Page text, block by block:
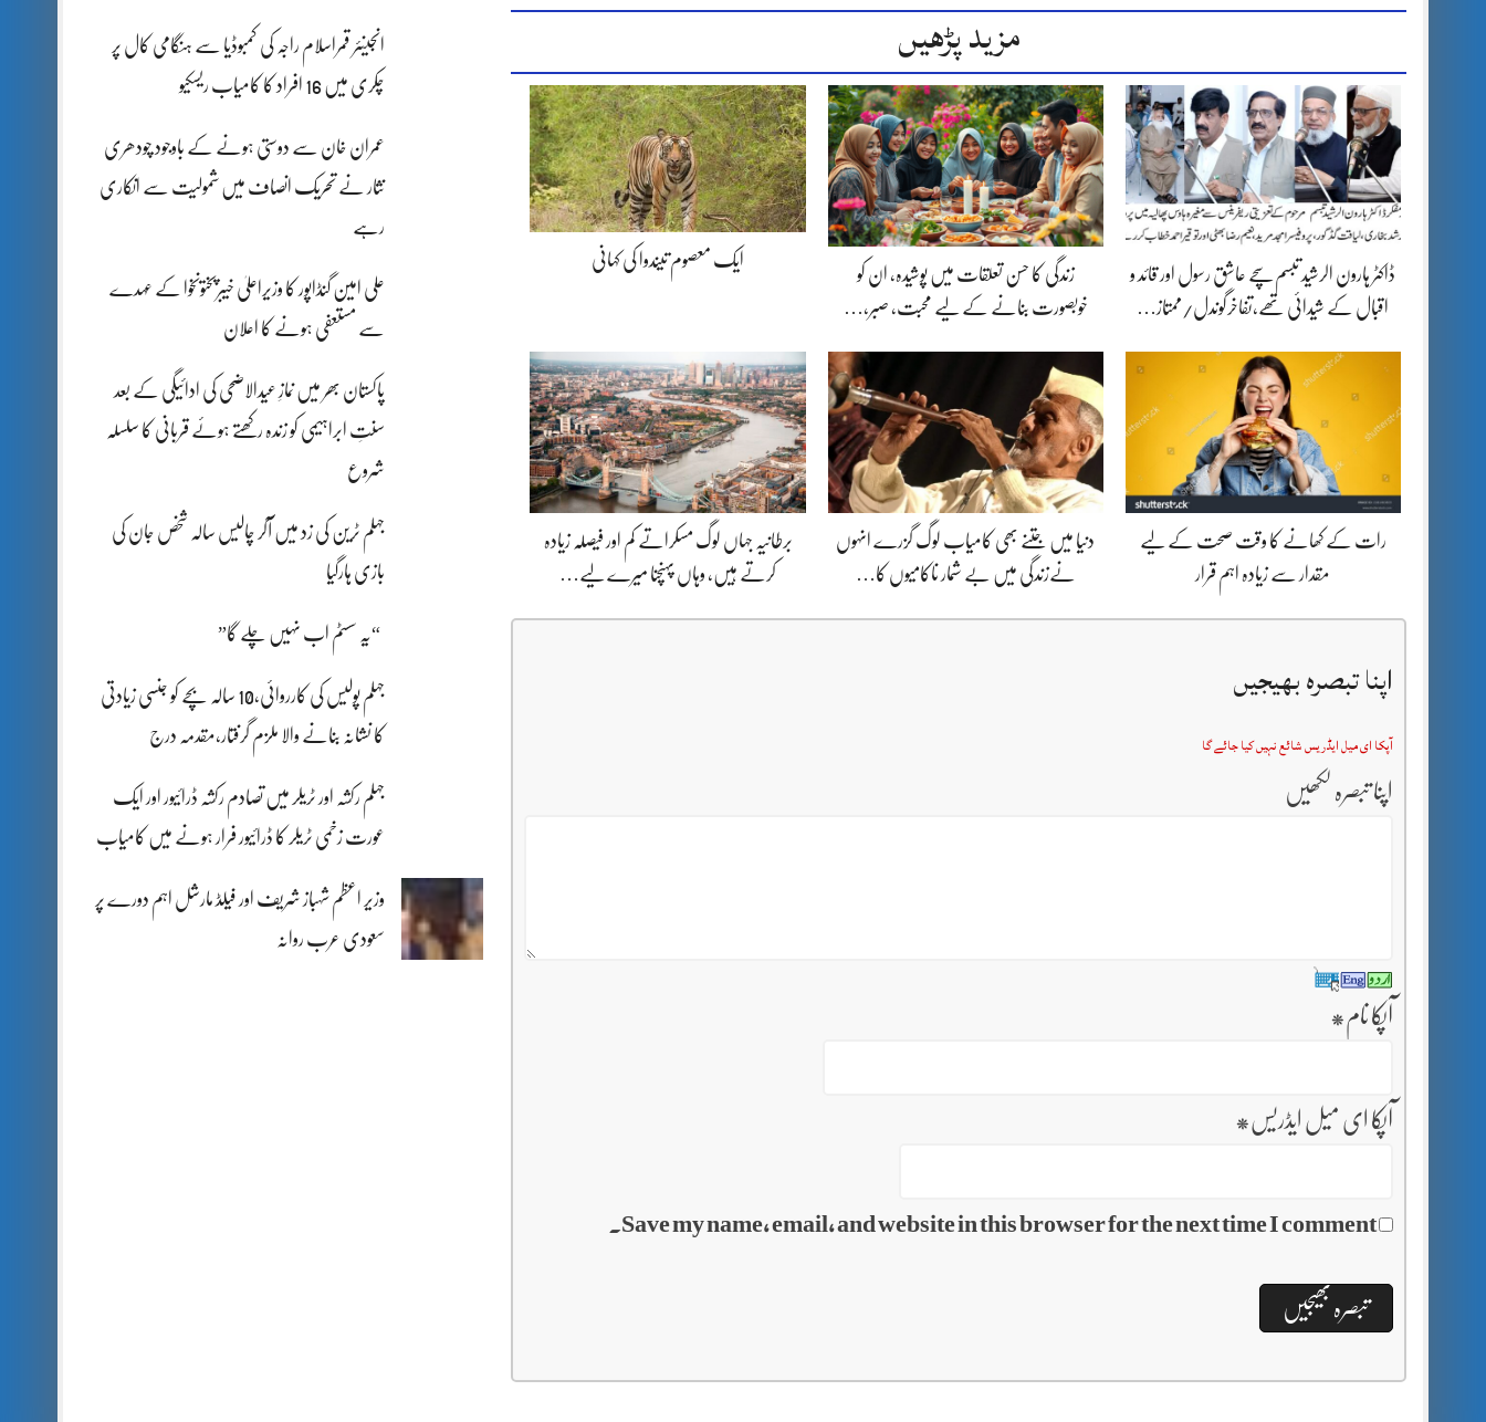
انجینئر قمراسلام راجہ کی کمبوڈیا سے ہنگامی کال پر
چکری میں 16 افراد کا کامیاب ریسکیو
عمران خان سے دوستی ہونے کے باوجود چودھری
نثار نے تحریک انصاف میں شمولیت سے انکاری
رہے
علی امین گنڈاپور کا وزیراعلیٰ خیبرپختونخوا کے عہدے
سے مستعفی ہونے کا اعلان
پاکستان بھر میں نمازِ عیدالاضحی کی ادائیگی کے بعد
سنتِ ابراہیمی کو زندہ رکھتے ہوئے قربانی کا سلسلہ
شروع
جہلم ٹرین کی زد میں آکر چالیس سالہ شخص جان کی
بازی ہارگیا
“یہ سسٹم اب نہیں چلے گا”
جہلم پولیس کی کارروائی،10 سالہ بچے کو جنسی زیادتی
کا نشانہ بنانے والا ملزم گرفتار،مقدمہ درج
جہلم رکشہ اور ٹریلر میں تصادم رکشہ ڈرائیور اور ایک
عورت زخمی ٹریلر کا ڈرائیور فرار ہونے میں کامیاب
وزیر اعظم شہباز شریف اور فیلڈ مارشل اہم دورے پر
سعودی عرب روانہ
مزید پڑھیں
ڈاکٹر ہارون الرشید تبسم سچے عاشق رسول اور قائد و
اقبال کے شیدائی تھے،تفاخرگوندل/ممتاز…
زندگی کا حسن تعلقات میں پوشیدہ, ان کو
خوبصورت بنانے کے لیے محبت، صبر،…
ایک معصوم تیندوا کی کہانی
رات کے کھانے کا وقت صحت کے لیے
مقدار سے زیادہ اہم قرار
دنیا میں جتنے بھی کامیاب لوگ گزرے انہوں
نےزندگی میں بے شمار ناکامیوں کا…
برطانیہ جہاں لوگ مسکراتے کم اور فیصلہ زیادہ
کرتے ہیں، وہاں پہنچنا میرے لیے…
اپنا تبصرہ بھیجیں
آپکا ای میل ایڈریس شائع نہیں کیا جائے گا
اپنا تبصرہ لکھیں
آپکا نام *
آپکا ای میل ایڈریس *
Save my name, email, and website in this browser for the next time I comment.